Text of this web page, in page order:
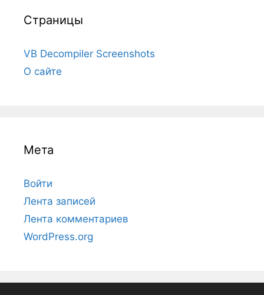
Страницы
VB Decompiler Screenshots
О сайте
Мета
Войти
Лента записей
Лента комментариев
WordPress.org